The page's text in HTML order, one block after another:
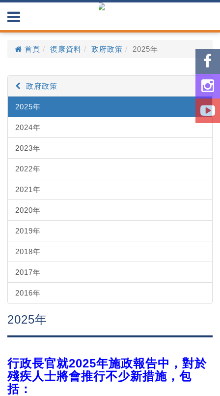
首頁 復康資料 政府政策 2025年
政府政策
2025年
2024年
2023年
2022年
2021年
2020年
2019年
2018年
2017年
2016年
2025年
行政長官就2025年施政報告中，對於
殘疾人士將會推行不少新措施，包
括：